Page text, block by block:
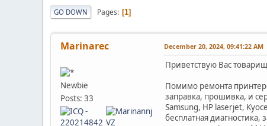
GO DOWN Pages 1
Marinarec
Newbie
Posts: 33
December 20, 2024, 09:41:22 AM
Приветствую Вас
Помимо ремонта
заправка, прошивка, и
Samsung, HP laserjet,
бесплатная